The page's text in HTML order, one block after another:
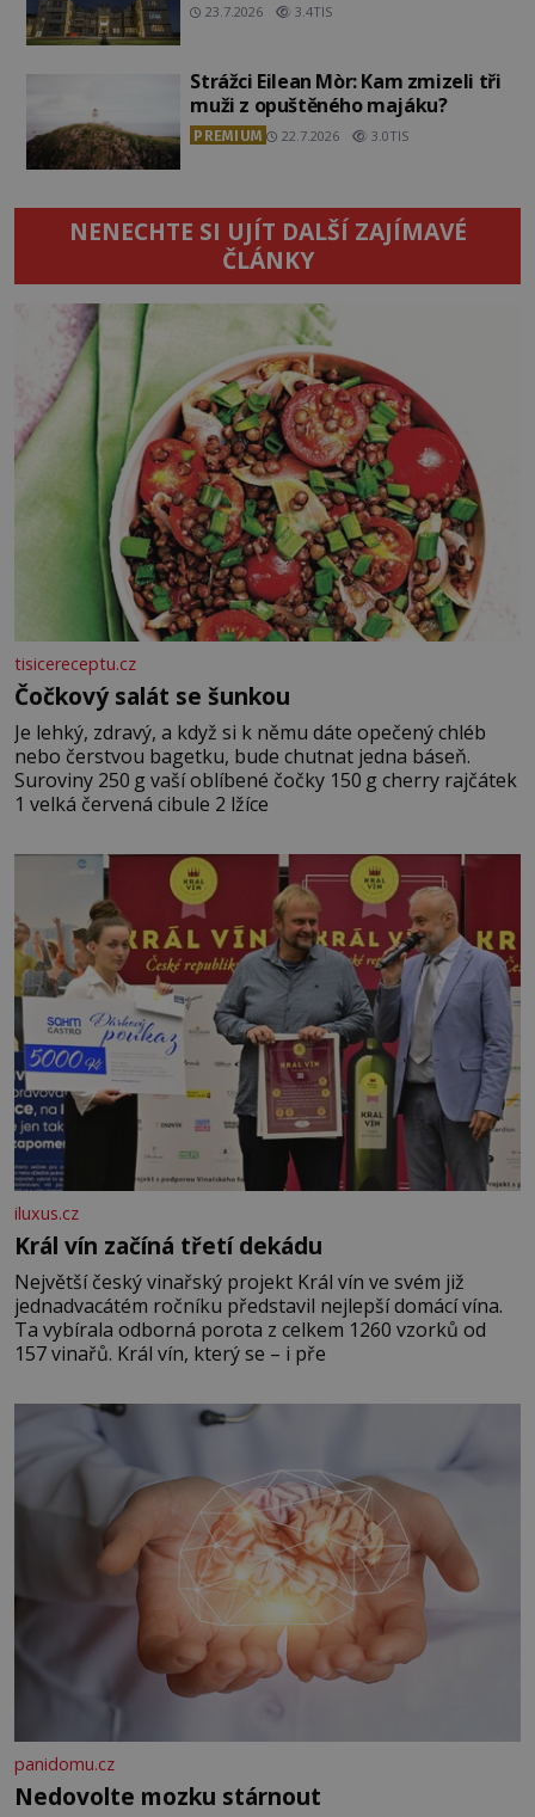
23.7.2026 3.4TIS
Strážci Eilean Mòr: Kam zmizeli tři
muži z opuštěného majáku?
PREMIUM 22.7.2026 3.0TIS
NENECHTE SI UJÍT DALŠÍ ZAJÍMAVÉ
ČLÁNKY
tisicereceptu.cz
Čočkový salát se šunkou
Je lehký, zdravý, a když si k němu dáte opečený chléb
nebo čerstvou bagetku, bude chutnat jedna báseň.
Suroviny 250 g vaší oblíbené čočky 150 g cherry rajčátek
1 velká červená cibule 2 lžíce
iluxus.cz
Král vín začíná třetí dekádu
Největší český vinařský projekt Král vín ve svém již
jednadvacátém ročníku představil nejlepší domácí vína.
Ta vybírala odborná porota z celkem 1260 vzorků od
157 vinařů. Král vín, který se – i pře
panidomu.cz
Nedovolte mozku stárnout